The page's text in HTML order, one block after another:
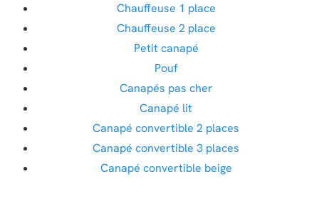
Chauffeuse 1 place
Chauffeuse 2 place
Petit canapé
Pouf
Canapés pas cher
Canapé lit
Canapé convertible 2 places
Canapé convertible 3 places
Canapé convertible beige